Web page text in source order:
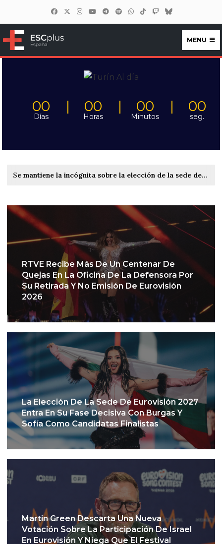
ESCplus España
MENU
00
Días
00
Horas
00
Minutos
00
seg.
Se mantiene la incógnita sobre la elección de la sede de Eurovisión 2027: la emisora anfitriona BNT niega que existan discrepancias con el Gobierno de Bulgaria
RTVE Recibe Más De Un Centenar De
Quejas En La Oficina De La Defensora Por
Su Retirada Y No Emisión De Eurovisión
2026
La Elección De La Sede De Eurovisión 2027
Entra En Su Fase Decisiva Con Burgas Y
Sofía Como Candidatas Finalistas
Martin Green Descarta Una Nueva
Votación Sobre La Participación De Israel
En Eurovisión Y Niega Que El Festival